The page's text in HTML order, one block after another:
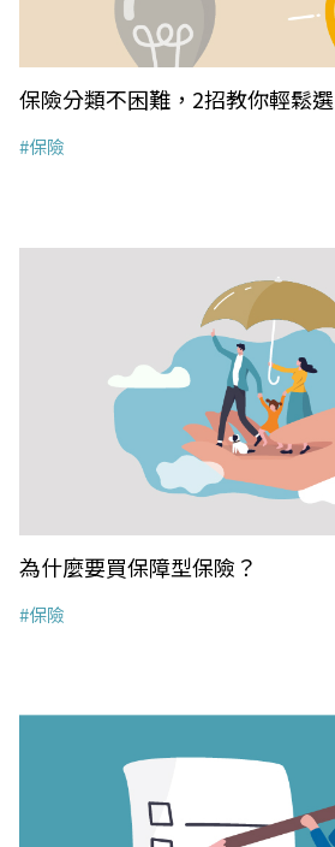
保險分類不困難，2招教你輕鬆選
#保險
為什麼要買保障型保險？
#保險